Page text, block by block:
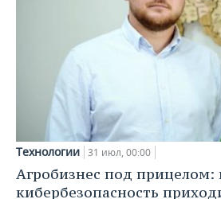
Технологии 31 июл, 00:00
Агробизнес под прицелом:
кибербезопасность